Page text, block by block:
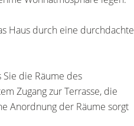
Haus durch eine durchdachte
die Räume des
Zugang zur Terrasse, die
Anordnung der Räume sorgt